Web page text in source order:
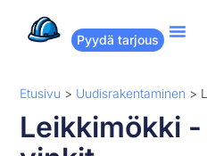
Pyydä tarjous
Etusivu > Uudisrakentaminen >
Leikkimökki